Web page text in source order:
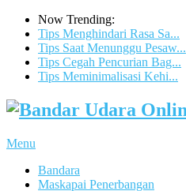
Now Trending:
Tips Menghindari Rasa Sa...
Tips Saat Menunggu Pesaw...
Tips Cegah Pencurian Bag...
Tips Meminimalisasi Kehi...
Menu
Bandara
Maskapai Penerbangan